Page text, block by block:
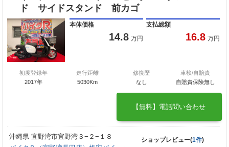
ド サイドスタンド 前カゴ
本体価格
14.8 万円
支払総額
16.8 万円
初度登録年
2017年
走行距離
5030Km
修復歴
なし
車検/自賠責
自賠責保険無し
【無料】電話問い合わせ
沖縄県 宜野湾市宜野湾３−２−１８
ショップレビュー(1件)